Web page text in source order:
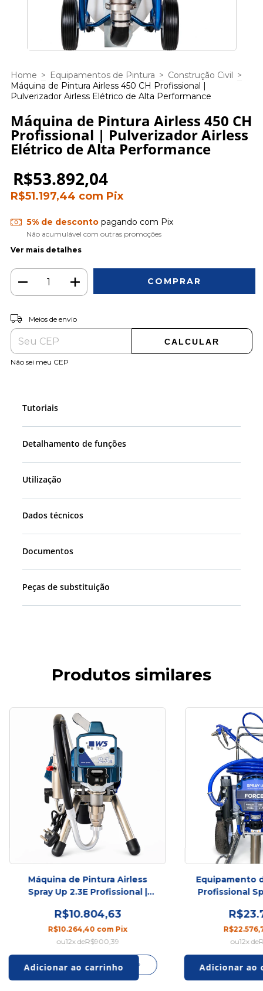
Home > Equipamentos de Pintura > Construção Civil >
Máquina de Pintura Airless 450 CH Profissional |
Pulverizador Airless Elétrico de Alta Performance
Máquina de Pintura Airless 450 CH
Profissional | Pulverizador Airless
Elétrico de Alta Performance
R$53.892,04
R$51.197,44 com Pix
5% de descontopagando com Pix
Não acumulável com outras promoções
Ver mais detalhes
Entregas para o CEP:
Meios de envio
CALCULAR
Não sei meu CEP
Tutoriais
Detalhamento de funções
Utilização
Dados técnicos
Documentos
Peças de substituição
Produtos similares
Máquina de Pintura Airless
Spray Up 2.3E Profissional |
R$10.804,63
R$10.264,40 com Pix
12x deR$900,39
Equipamento
Profissional
12x de